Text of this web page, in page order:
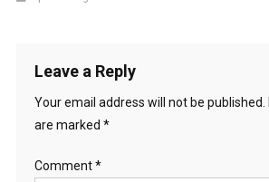
Leave a Reply
Your email address will not be published.
are marked *
Comment*